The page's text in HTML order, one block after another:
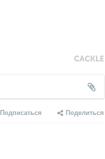
Подписаться Поделиться